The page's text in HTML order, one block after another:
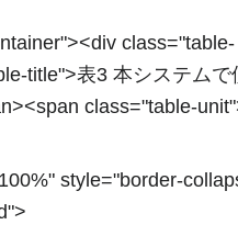
class="table-
title">表3 本システムで
class="table-
style="border-